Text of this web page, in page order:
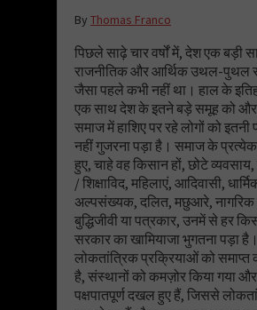
By Thomas Franco
पिछले साढ़े चार वर्षों में, देश एक बड़ी
राजनीतिक और आर्थिक उथल-पुथल
जैसा पहले कभी नहीं था। हाल के
एक साथ देश के इतने बड़े समूह को
समाज में हाशिए पर रहे लोगों को इतनी
नहीं गुजरना पड़ा है। समाज के
हुए, चाहे वह किसान हों, छोटे
/ शिक्षाविद, महिलाएं, आदिवासी,
अल्पसंख्यक, दलित, मछुआरे, नागरिक
बुद्धिजीवी या पत्रकार, उनमें से हर
सरकार का खामियाजा भुगतना पड़ा है।
लोकतांत्रिक प्रक्रियाओं को समाप्त
है, संस्थानों को कमज़ोर किया गया और
पक्षपातपूर्ण दखल हुए हैं, जिससे